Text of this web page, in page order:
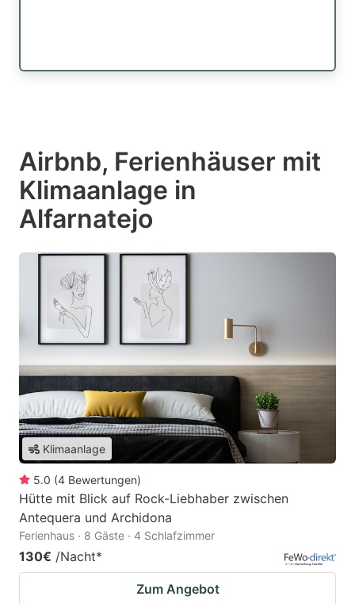
Airbnb, Ferienhäuser mit
Klimaanlage in
Alfarnatejo
Klimaanlage
5.0 (4 Bewertungen)
Hütte mit Blick auf Rock-Liebhaber zwischen
Antequera und Archidona
Ferienhaus · 8 Gäste · 4 Schlafzimmer
130€ /Nacht*
Zum Angebot